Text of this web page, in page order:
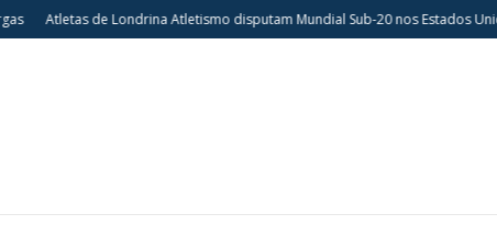
Atletas de Londrina Atletismo disputam Mundial Sub-20 nos Estados Unidos